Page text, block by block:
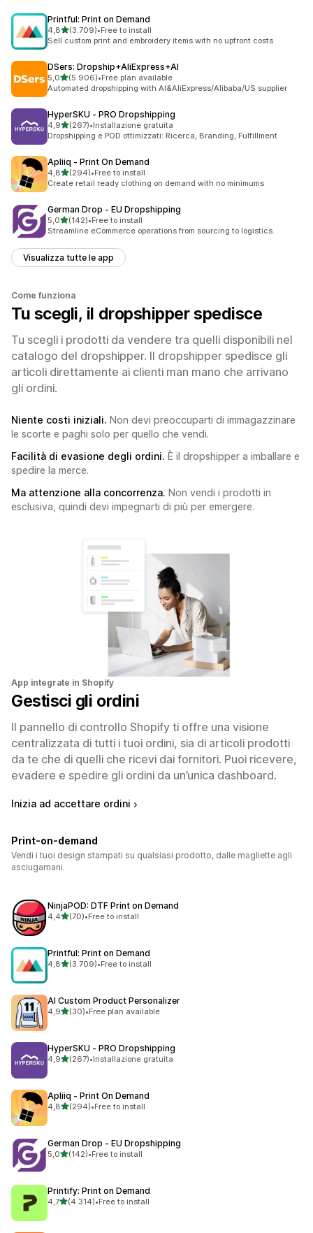
Printful: Print on Demand
4,8stelle su 5
(3.709)
3709 recensioni totali
•Free to install
Sell custom print and embroidery items with no upfront costs
DSers: Dropship+AliExpress+AI
5,0stelle su 5
(5.906)
5906 recensioni totali
•Free plan available
Automated dropshipping with AI&AliExpress/Alibaba/US supplier
HyperSKU ‑ PRO Dropshipping
4,9stelle su 5
(267)
267 recensioni totali
•Installazione gratuita
Dropshipping e POD ottimizzati: Ricerca, Branding, Fulfillment
Apliiq ‑ Print On Demand
4,8stelle su 5
(294)
294 recensioni totali
•Free to install
Create retail ready clothing on demand with no minimums
German Drop ‑ EU Dropshipping
5,0stelle su 5
(142)
142 recensioni totali
•Free to install
Streamline eCommerce operations from sourcing to logistics.
Visualizza tutte le app
Come funziona
Tu scegli, il dropshipper spedisce
Tu scegli i prodotti da vendere tra quelli disponibili nel
catalogo del dropshipper. Il dropshipper spedisce gli
articoli direttamente ai clienti man mano che arrivano
gli ordini.
Niente costi iniziali. Non devi preoccuparti di immagazzinare
le scorte e paghi solo per quello che vendi.
Facilità di evasione degli ordini. È il dropshipper a imballare e
spedire la merce.
Ma attenzione alla concorrenza. Non vendi i prodotti in
esclusiva, quindi devi impegnarti di più per emergere.
App integrate in Shopify
Gestisci gli ordini
Il pannello di controllo Shopify ti offre una visione
centralizzata di tutti i tuoi ordini, sia di articoli prodotti
da te che di quelli che ricevi dai fornitori. Puoi ricevere,
evadere e spedire gli ordini da un’unica dashboard.
Inizia ad accettare ordini
Print-on-demand
Vendi i tuoi design stampati su qualsiasi prodotto, dalle magliette agli
asciugamani.
NinjaPOD: DTF Print on Demand
4,4stelle su 5
(70)
70 recensioni totali
•Free to install
Printful: Print on Demand
4,8stelle su 5
(3.709)
3709 recensioni totali
•Free to install
AI Custom Product Personalizer
4,9stelle su 5
(30)
30 recensioni totali
•Free plan available
HyperSKU ‑ PRO Dropshipping
4,9stelle su 5
(267)
267 recensioni totali
•Installazione gratuita
Apliiq ‑ Print On Demand
4,8stelle su 5
(294)
294 recensioni totali
•Free to install
German Drop ‑ EU Dropshipping
5,0stelle su 5
(142)
142 recensioni totali
•Free to install
Printify: Print on Demand
4,7stelle su 5
(4.314)
4314 recensioni totali
•Free to install